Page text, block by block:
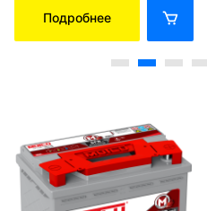
Подробнее